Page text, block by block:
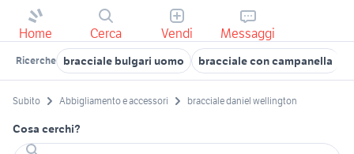
Home Cerca Vendi Messaggi
Ricerche bracciale bulgari uomo bracciale con campanella
Subito Abbigliamento e accessori bracciale daniel wellington
Cosa cerchi?